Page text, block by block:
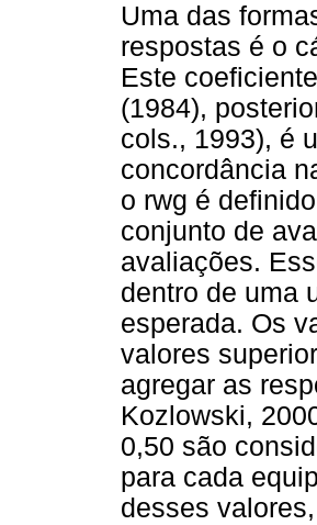
Uma das
respostas é o
Este
(1984),
cols., 1993), é
concordância
o rwg é
conjunto de
avaliações.
dentro de uma
esperada. Os
valores
agregar as
Kozlowski,
0,50 são
para cada
desses